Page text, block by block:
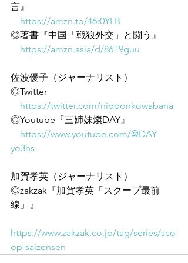
言』
https://amzn.to/46r0YLB
◎著書『中国「戦狼外交」と闘う』
https://amzn.asia/d/86T9guu
佐波優子（ジャーナリスト）
◎Twitter
https://twitter.com/nipponkowabana
◎Youtube『三姉妹燦DAY』
https://www.youtube.com/@DAY-
yo3hs
加賀孝英（ジャーナリスト）
◎zakzak『加賀孝英「スクープ最前
線」』
https://www.zakzak.co.jp/tag/series/sco
op-saizensen